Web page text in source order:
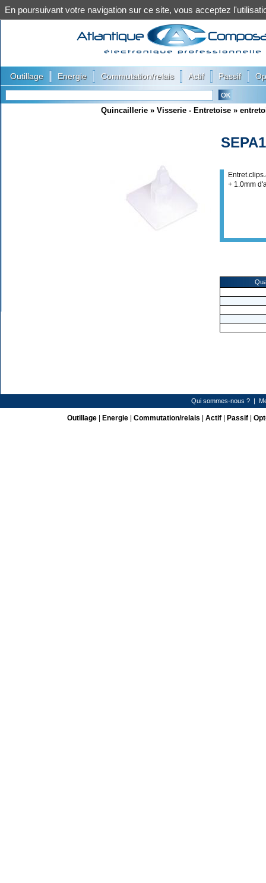
Outillage Energie Commutation/relais Actif Passif
Quincaillerie » Visserie - Entretoise »
+ 1.0mm
Qui sommes-nous ? |
Outillage| Energie| Commutation/relais Actif| Passif|
En poursuivant votre navigation sur ce site, vous acceptez